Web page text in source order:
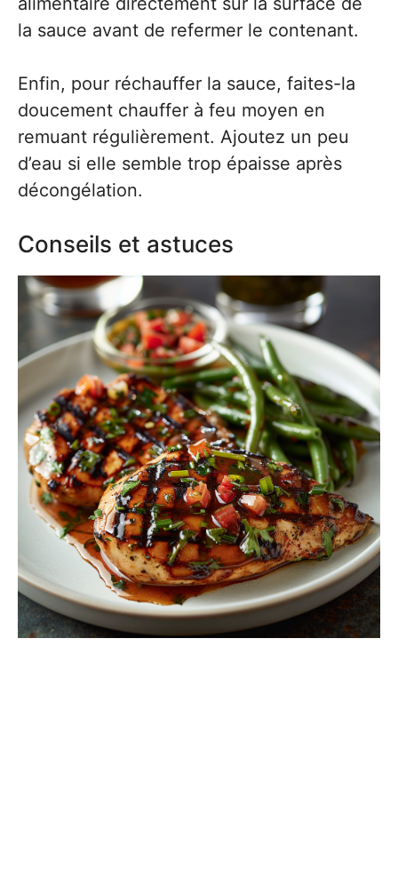
la sauce avant de refermer le contenant.
Enfin, pour réchauffer la sauce, faites-la
doucement chauffer à feu moyen en
remuant régulièrement. Ajoutez un peu
d’eau si elle semble trop épaisse après
décongélation.
Conseils et astuces